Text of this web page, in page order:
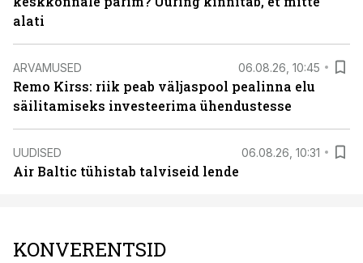
alati
ARVAMUSED 06.08.26, 10:45
Remo Kirss: riik peab väljaspool pealinna elu
säilitamiseks investeerima ühendustesse
UUDISED 06.08.26, 10:31
Air Baltic tühistab talviseid lende
KONVERENTSID